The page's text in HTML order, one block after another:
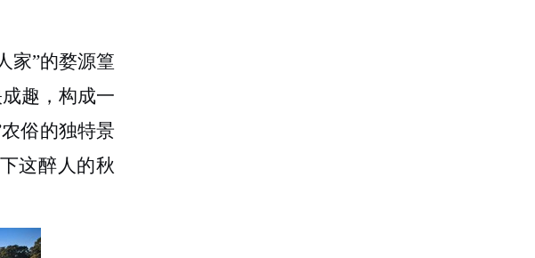
”的婺源篁
趣，构成一
俗的独特景
这醉人的秋